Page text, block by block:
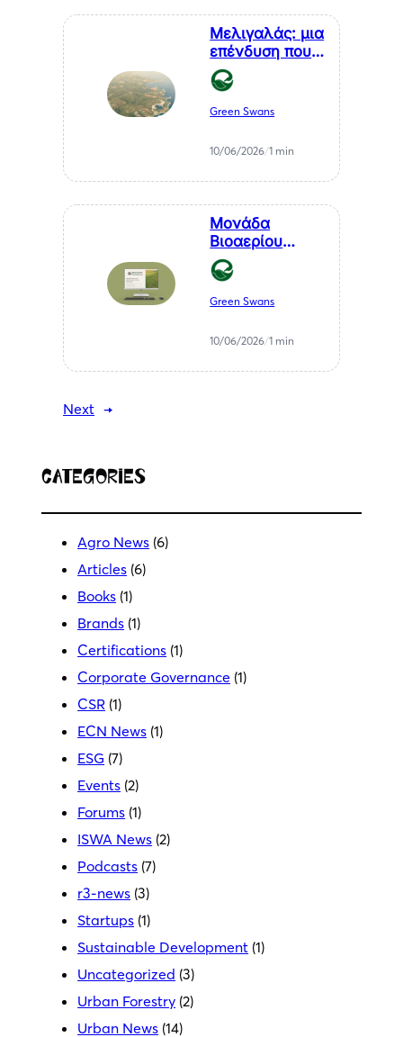
Μελιγαλάς: μια
επένδυση που
μετατρέπει ένα
χρόνιο
πρόβλημα της
Μεσσηνίας σε
ενέργεια
Green Swans
10/06/2026/1 min
Μονάδα
Βιοαερίου
Βιοστερεά Α.Ε.
στον Μελιγαλά
Green Swans
10/06/2026/1 min
Next →
Categories
Agro News (6)
Articles (6)
Books (1)
Brands (1)
Certifications (1)
Corporate Governance (1)
CSR (1)
ECN News (1)
ESG (7)
Events (2)
Forums (1)
ISWA News (2)
Podcasts (7)
r3-news (3)
Startups (1)
Sustainable Development (1)
Uncategorized (3)
Urban Forestry (2)
Urban News (14)